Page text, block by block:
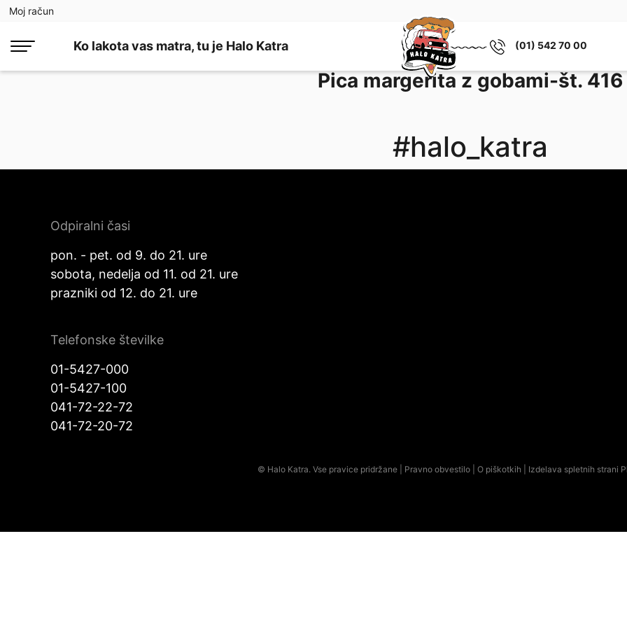
Moj račun
Ko lakota vas matra, tu je Halo Katra (01) 542 70 00
Pica margerita z gobami-št. 416
#halo_katra
Odpiralni časi
pon. - pet. od 9. do 21. ure
sobota, nedelja od 11. od 21. ure
prazniki od 12. do 21. ure
Telefonske številke
01-5427-000
01-5427-100
041-72-22-72
041-72-20-72
© Halo Katra. Vse pravice pridržane | Pravno obvestilo O piškotkih | Izdelava spletnih strani